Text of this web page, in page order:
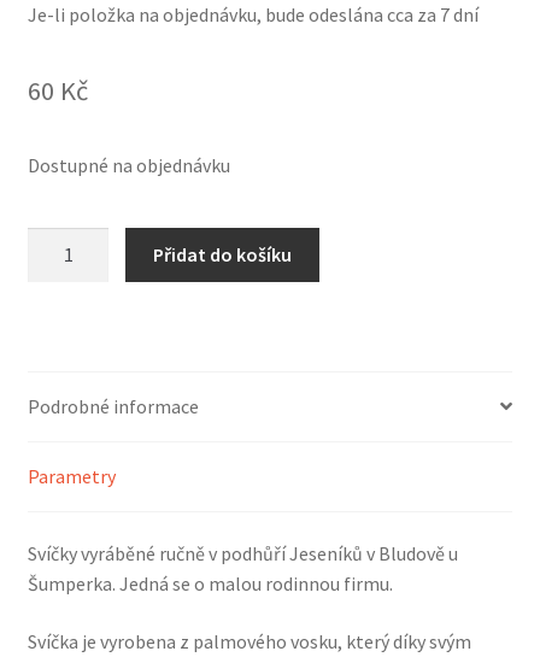
Je-li položka na objednávku, bude odeslána cca za 7 dní
60 Kč
Dostupné na objednávku
Přidat do košíku
Podrobné informace
Parametry
Svíčky vyráběné ručně v podhůří Jeseníků v Bludově u
Šumperka. Jedná se o malou rodinnou firmu.
Svíčka je vyrobena z palmového vosku, který díky svým